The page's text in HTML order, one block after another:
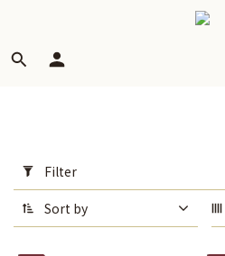
Filter
(0/20)
Filter
Sort by